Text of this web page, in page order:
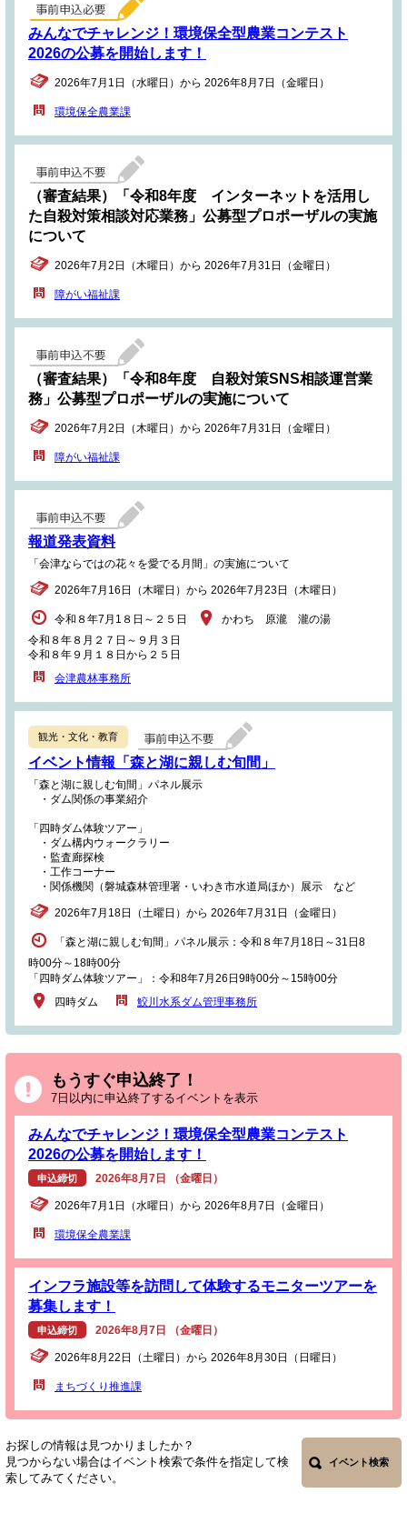
みんなでチャレンジ！環境保全型農業コンテスト
2026の公募を開始します！
2026年7月1日（水曜日）から 2026年8月7日（金曜日）
環境保全農業課
（審査結果）「令和8年度 インターネットを活用し
た自殺対策相談対応業務」公募型プロポーザルの実施
について
2026年7月2日（木曜日）から 2026年7月31日（金曜日）
障がい福祉課
（審査結果）「令和8年度 自殺対策SNS相談運営業
務」公募型プロポーザルの実施について
2026年7月2日（木曜日）から 2026年7月31日（金曜日）
障がい福祉課
報道発表資料
「会津ならではの花々を愛でる月間」の実施について
2026年7月16日（木曜日）から 2026年7月23日（木曜日）
令和８年7月1８日～２５日
令和８年８月２７日～９月３日
令和８年９月１８日から２５日
かわち 原瀧 瀧の湯
会津農林事務所
観光・文化・教育
イベント情報「森と湖に親しむ旬間」
「森と湖に親しむ旬間」パネル展示
・ダム関係の事業紹介
「四時ダム体験ツアー」
・ダム構内ウォークラリー
・監査廊探検
・工作コーナー
・関係機関（磐城森林管理署・いわき市水道局ほか）展示 など
2026年7月18日（土曜日）から 2026年7月31日（金曜日）
「森と湖に親しむ旬間」パネル展示：令和８年7月18日～31日8
時00分～18時00分
「四時ダム体験ツアー」：令和8年7月26日9時00分～15時00分
四時ダム
鮫川水系ダム管理事務所
もうすぐ申込終了！
7日以内に申込終了するイベントを表示
みんなでチャレンジ！環境保全型農業コンテスト
2026の公募を開始します！
申込締切 2026年8月7日 （金曜日）
2026年7月1日（水曜日）から 2026年8月7日（金曜日）
環境保全農業課
インフラ施設等を訪問して体験するモニターツアーを
募集します！
申込締切 2026年8月7日 （金曜日）
2026年8月22日（土曜日）から 2026年8月30日（日曜日）
まちづくり推進課
お探しの情報は見つかりましたか？
見つからない場合はイベント検索で条件を指定して検
索してみてください。
イベント検索